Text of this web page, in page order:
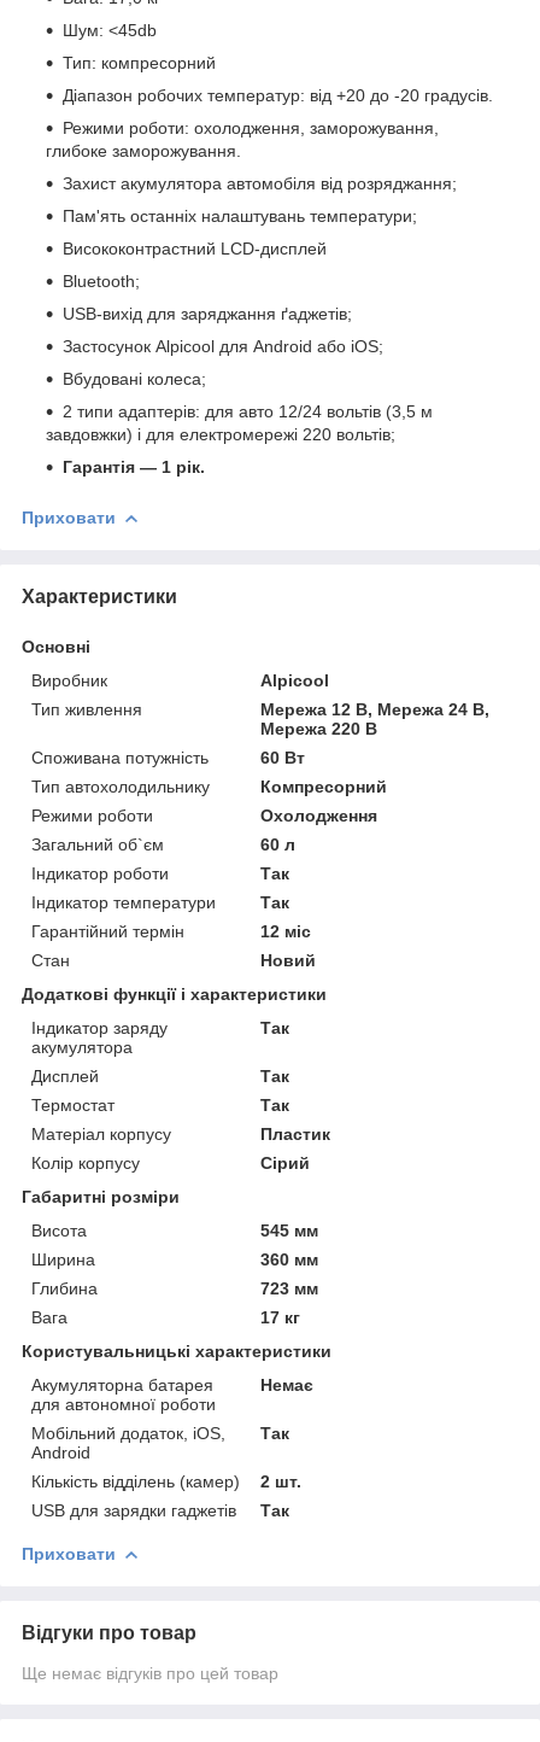
Шум: <45db
Тип: компресорний
Діапазон робочих температур: від +20 до -20 градусів.
Режими роботи: охолодження, заморожування,
глибоке заморожування.
Захист акумулятора автомобіля від розряджання;
Пам'ять останніх налаштувань температури;
Висококонтрастний LCD-дисплей
Bluetooth;
USB-вихід для заряджання ґаджетів;
Застосунок Alpicool для Android або iOS;
Вбудовані колеса;
2 типи адаптерів: для авто 12/24 вольтів (3,5 м
завдовжки) і для електромережі 220 вольтів;
Гарантія — 1 рік.
Приховати
Характеристики
Основні
Виробник
Alpicool
Тип живлення
Мережа 12 В, Мережа 24 В,
Мережа 220 В
Споживана потужність
60 Вт
Тип автохолодильнику
Компресорний
Режими роботи
Охолодження
Загальний об`єм
60 л
Індикатор роботи
Так
Індикатор температури
Так
Гарантійний термін
12 міс
Стан
Новий
Додаткові функції і характеристики
Індикатор заряду
акумулятора
Так
Дисплей
Так
Термостат
Так
Матеріал корпусу
Пластик
Колір корпусу
Сірий
Габаритні розміри
Висота
545 мм
Ширина
360 мм
Глибина
723 мм
Вага
17 кг
Користувальницькі характеристики
Акумуляторна батарея
для автономної роботи
Немає
Мобільний додаток, iOS,
Android
Так
Кількість відділень (камер)
2 шт.
USB для зарядки гаджетів
Так
Приховати
Відгуки про товар
Ще немає відгуків про цей товар